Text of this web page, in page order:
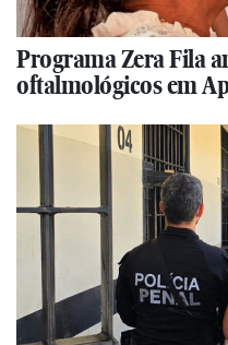
Programa Zera Fila
oftalmológicos em